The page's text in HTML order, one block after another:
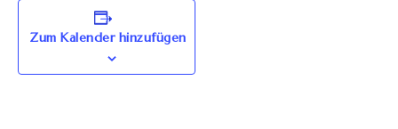
Zum Kalender hinzufügen